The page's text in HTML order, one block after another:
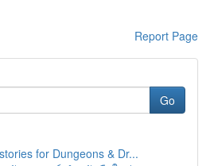
Report Page
Go
for Dungeons & Dr...